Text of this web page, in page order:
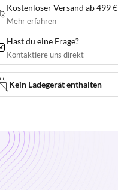
Kostenloser Versand ab 499 €
Mehr erfahren
Hast du eine Frage?
Kontaktiere uns direkt
Kein Ladegerät enthalten